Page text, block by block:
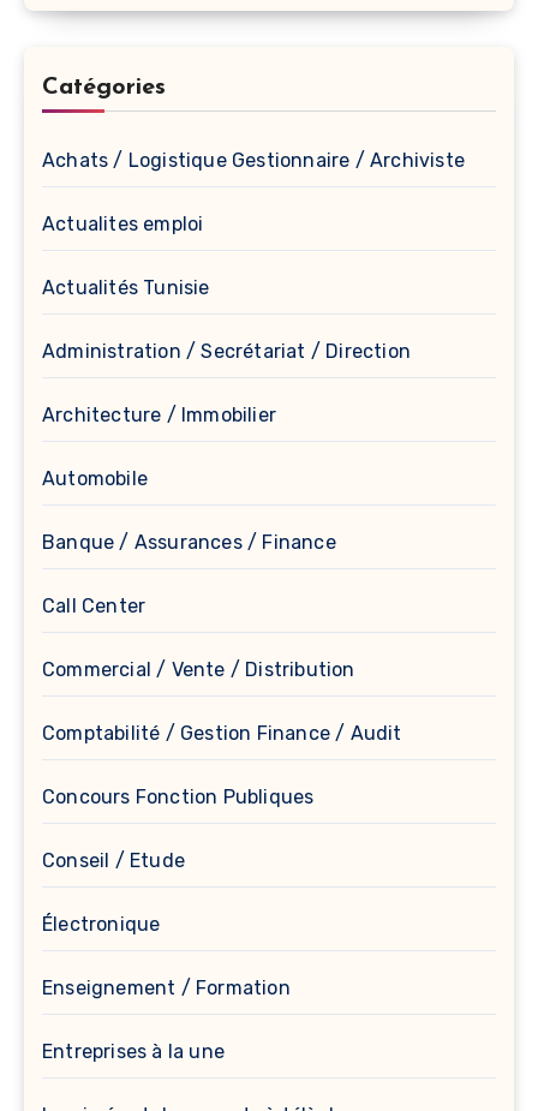
Catégories
Achats / Logistique Gestionnaire / Archiviste
Actualites emploi
Actualités Tunisie
Administration / Secrétariat / Direction
Architecture / Immobilier
Automobile
Banque / Assurances / Finance
Call Center
Commercial / Vente / Distribution
Comptabilité / Gestion Finance / Audit
Concours Fonction Publiques
Conseil / Etude
Électronique
Enseignement / Formation
Entreprises à la une